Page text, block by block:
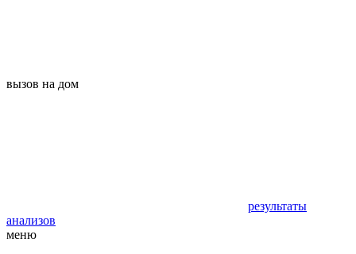
вызов на дом
результаты
анализов
меню